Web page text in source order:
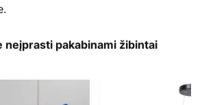
neįprasti pakabinami žibintai